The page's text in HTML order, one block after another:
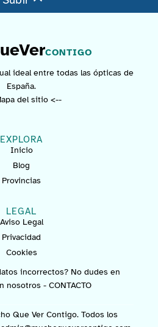
CONTIGO
ideal entre todas las ópticas de
España.
del sitio <--
EXPLORA
Inicio
Blog
Provincias
LEGAL
Aviso Legal
Privacidad
Cookies
incorrectos? No dudes en
nosotros - CONTACTO
Que Ver Contigo. Todos los